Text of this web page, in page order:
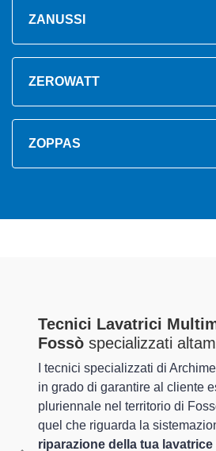
ZANUSSI
ZEROWATT
ZOPPAS
Tecnici Lavatrici
Fossò specializzati
I tecnici specializzati di
in grado di garantire al cliente
pluriennale nel territorio di
quel che riguarda la
riparazione della tua